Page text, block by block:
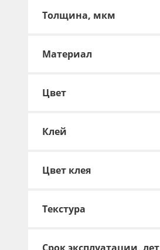
ПЭТ бэклит
Баннер
Толщина, мкм
Материал
Цвет
Клей
Цвет клея
Текстура